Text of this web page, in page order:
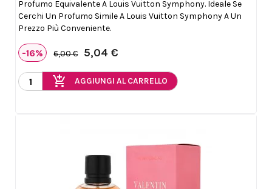
Profumo Equivalente A Louis Vuitton Symphony. Ideale Se
Cerchi Un Profumo Simile A Louis Vuitton Symphony A Un
Prezzo Più Conveniente.
-16% 6,00 € 5,04 €
add_shopping_cart AGGIUNGI AL CARRELLO